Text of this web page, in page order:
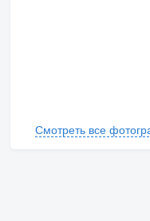
Смотреть все